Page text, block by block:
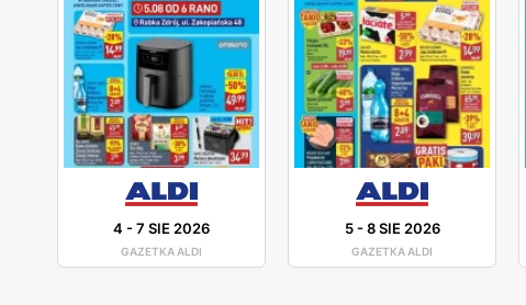
4 -7 SIE 2026
GAZETKA ALDI
5-8 SIE 2026
GAZETKA ALDI